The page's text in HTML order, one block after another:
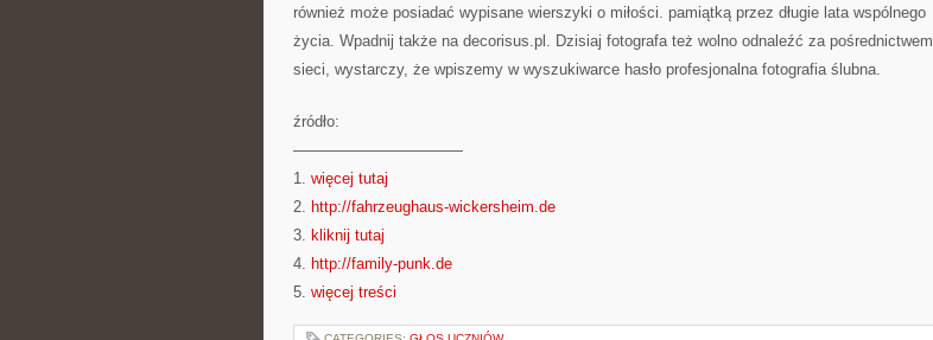
również może posiadać wypisane wierszyki o miłości. pamiątką przez długie lata wspólnego
życia. Wpadnij także na decorisus.pl. Dzisiaj fotografa też wolno odnaleźć za pośrednictwem
sieci, wystarczy, że wpiszemy w wyszukiwarce hasło profesjonalna fotografia ślubna.
źródło:
———————————
1. więcej tutaj
2. http://fahrzeughaus-wickersheim.de
3. kliknij tutaj
4. http://family-punk.de
5. więcej treści